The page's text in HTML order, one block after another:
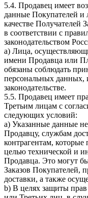
5.4. Продавец имеет
данные Покупателей и
качестве Получателей
в соответствии с
законодательством
a) Лица,
имени Продавца или
обязаны соблюдать
персональных
законодательстве.
5.5. Продавец имеет
Третьим лицам с
следующих условий:
a) Указанные данные
Продавцу, службам
контрагентам,
целью технической и
Продавца. Это могут
Заказов Покупателей,
доставки, а также
b) В целях защиты